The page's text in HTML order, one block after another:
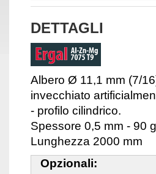
DETTAGLI
Albero Ø 11,1 mm (7/
invecchiato
- profilo cilindrico.
Spessore 0,5 mm - 90
Lunghezza 2000 mm
Opzionali: